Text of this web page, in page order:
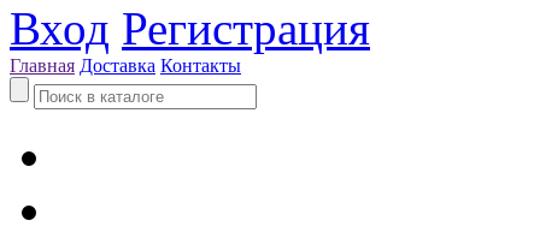
Вход Регистрация
Главная Доставка Контакты